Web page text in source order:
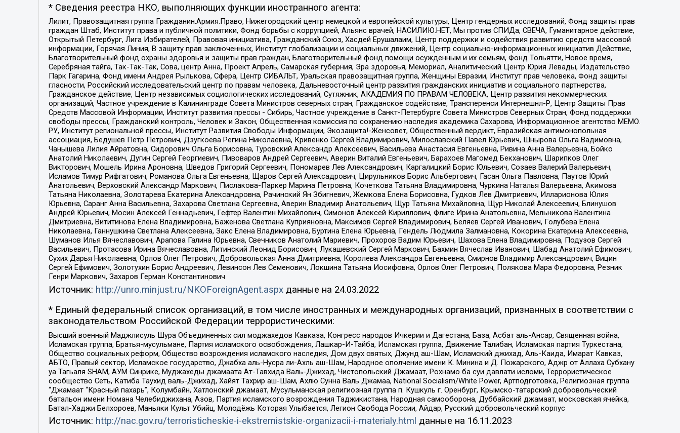
* Сведения реестра НКО, выполняющих функции иностранного агента:
Лилит, Правозащитная группа Гражданин.Армия.Право, Нижегородский центр немецкой и европейской культуры, Центр гендерных исследований, Фонд защиты прав
граждан Штаб, Институт права и публичной политики, Фонд борьбы с коррупцией, Альянс врачей, НАСИЛИЮ.НЕТ, Мы против СПИДа, СВЕЧА, Гуманитарное действие,
Открытый Петербург, Лига Избирателей, Правовая инициатива, Гражданский Союз, Хасдей Ерушалаим, Центр поддержки и содействия развитию средств массовой
информации, Горячая Линия, В защиту прав заключенных, Институт глобализации и социальных движений, Центр социально-информационных инициатив Действие,
Благотворительный фонд охраны здоровья и защиты прав граждан, Благотворительный фонд помощи осужденным и их семьям, Фонд Тольятти, Новое время,
Серебряная тайга, Так-Так-Так, Сова, центр Анна, Проект Апрель, Самарская губерния, Эра здоровья, Мемориал, Аналитический Центр Юрия Левады, Издательство
Парк Гагарина, Фонд имени Андрея Рылькова, Сфера, Центр СИБАЛЬТ, Уральская правозащитная группа, Женщины Евразии, Институт прав человека, Фонд защиты
гласности, Российский исследовательский центр по правам человека, Дальневосточный центр развития гражданских инициатив и социального партнерства,
Гражданское действие, Центр независимых социологических исследований, Сутяжник, АКАДЕМИЯ ПО ПРАВАМ ЧЕЛОВЕКА, Центр развития некоммерческих
организаций, Частное учреждение в Калининграде Совета Министров северных стран, Гражданское содействие, Трансперенси Интернешнл-Р, Центр Защиты Прав
Средств Массовой Информации, Институт развития прессы - Сибирь, Частное учреждение в Санкт-Петербурге Совета Министров Северных Стран, Фонд поддержки
свободы прессы, Гражданский контроль, Человек и Закон, Общественная комиссия по сохранению наследия академика Сахарова, Информационное агентство МЕМО.
РУ, Институт региональной прессы, Институт Развития Свободы Информации, Экозащита!-Женсовет, Общественный вердикт, Евразийская антимонопольная
ассоциация, Бедушев Петр Петрович, Дзугкоева Регина Николаевна, Кривенко Сергей Владимирович, Милославский Павел Юрьевич, Шнырова Ольга Вадимовна,
Чанышева Лилия Айратовна, Сидорович Ольга Борисовна, Туровский Александр Алексеевич, Васильева Анастасия Евгеньевна, Ривина Анна Валерьевна, Бойко
Анатолий Николаевич, Дугин Сергей Георгиевич, Пивоваров Андрей Сергеевич, Аверин Виталий Евгеньевич, Барахоев Магомед Бекханович, Шарипков Олег
Викторович, Мошель Ирина Ароновна, Шведов Григорий Сергеевич, Пономарев Лев Александрович, Каргалицкий Борис Юльевич, Созаев Валерий Валерьевич,
Исламов Тимур Рифгатович, Романова Ольга Евгеньевна, Щаров Сергей Алексадрович, Цирульников Борис Альбертович, Гасан Ольга Павловна, Паутов Юрий
Анатольевич, Верховский Александр Маркович, Пислакова-Паркер Марина Петровна, Кочеткова Татьяна Владимировна, Чуркина Наталья Валерьевна, Акимова
Татьяна Николаевна, Золотарева Екатерина Александровна, Рачинский Ян Збигневич, Жемкова Елена Борисовна, Гудков Лев Дмитриевич, Илларионова Юлия
Юрьевна, Саранг Анна Васильевна, Захарова Светлана Сергеевна, Аверин Владимир Анатольевич, Щур Татьяна Михайловна, Щур Николай Алексеевич, Блинушов
Андрей Юрьевич, Мосин Алексей Геннадьевич, Гефтер Валентин Михайлович, Симонов Алексей Кириллович, Флиге Ирина Анатольевна, Мельникова Валентина
Дмитриевна, Вититинова Елена Владимировна, Баженова Светлана Куприяновна, Максимов Сергей Владимирович, Беляев Сергей Иванович, Голубева Елена
Николаевна, Ганнушкина Светлана Алексеевна, Закс Елена Владимировна, Буртина Елена Юрьевна, Гендель Людмила Залмановна, Кокорина Екатерина Алексеевна,
Шуманов Илья Вячеславович, Арапова Галина Юрьевна, Свечников Анатолий Мариевич, Прохоров Вадим Юрьевич, Шахова Елена Владимировна, Подузов Сергей
Васильевич, Протасова Ирина Вячеславовна, Литинский Леонид Борисович, Лукашевский Сергей Маркович, Бахмин Вячеслав Иванович, Шабад Анатолий Ефимович,
Сухих Дарья Николаевна, Орлов Олег Петрович, Добровольская Анна Дмитриевна, Королева Александра Евгеньевна, Смирнов Владимир Александрович, Вицин
Сергей Ефимович, Золотухин Борис Андреевич, Левинсон Лев Семенович, Локшина Татьяна Иосифовна, Орлов Олег Петрович, Полякова Мара Федоровна, Резник
Генри Маркович, Захаров Герман Константинович
Источник: http://unro.minjust.ru/NKOForeignAgent.aspxданные на 24.03.2022
* Единый федеральный список организаций, в том числе иностранных и международных организаций, признанных в соответствии с
законодательством Российской Федерации террористическими:
Высший военный Маджлисуль Шура Объединенных сил моджахедов Кавказа, Конгресс народов Ичкерии и Дагестана, База, Асбат аль-Ансар, Священная война,
Исламская группа, Братья-мусульмане, Партия исламского освобождения, Лашкар-И-Тайба, Исламская группа, Движение Талибан, Исламская партия Туркестана,
Общество социальных реформ, Общество возрождения исламского наследия, Дом двух святых, Джунд аш-Шам, Исламский джихад, Аль-Каида, Имарат Кавказ,
АБТО, Правый сектор, Исламское государство, Джабха аль-Нусра ли-Ахль аш-Шам, Народное ополчение имени К. Минина и Д. Пожарского, Аджр от Аллаха Субхану
уа Тагьаля SHAM, АУМ Синрике, Муджахеды джамаата Ат-Тавхида Валь-Джихад, Чистопольский Джамаат, Рохнамо ба суи давлати исломи, Террористическое
сообщество Сеть, Катиба Таухид валь-Джихад, Хайят Тахрир аш-Шам, Ахлю Сунна Валь Джамаа, National Socialism/White Power, Артподготовка, Религиозная группа
“Джамаат “Красный пахарь”, Колумбайн, Хатлонский джамаат, Мусульманская религиозная группа п. Кушкуль г. Оренбург, Крымско-татарский добровольческий
батальон имени Номана Челебиджихана, Азов, Партия исламского возрождения Таджикистана, Народная самооборона, Дуббайский джамаат, московская ячейка,
Батал-Хаджи Белхороев, Маньяки Культ Убийц, Молодёжь Которая Улыбается, Легион Свобода России, Айдар, Русский добровольческий корпус
Источник: http://nac.gov.ru/terroristicheskie-i-ekstremistskie-organizacii-i-materialy.html данные на 16.11.2023